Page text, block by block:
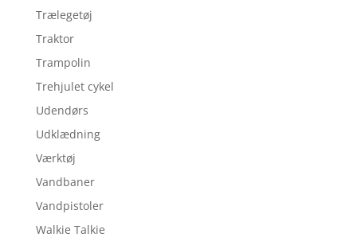
Trælegetøj
Traktor
Trampolin
Trehjulet cykel
Udendørs
Udklædning
Værktøj
Vandbaner
Vandpistoler
Walkie Talkie